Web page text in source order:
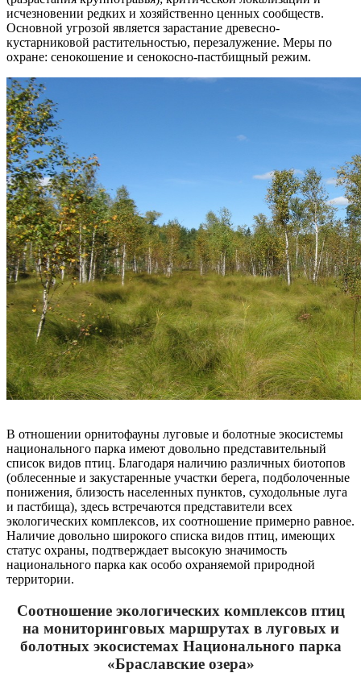
исчезновении редких и хозяйственно ценных сообществ.
Основной угрозой является зарастание древесно-
кустарниковой растительностью, перезалужение. Меры по
охране: сенокошение и сенокосно-пастбищный режим.
В отношении орнитофауны луговые и болотные экосистемы
национального парка имеют довольно представительный
список видов птиц. Благодаря наличию различных биотопов
(облесенные и закустаренные участки берега, подболоченные
понижения, близость населенных пунктов, суходольные луга
и пастбища), здесь встречаются представители всех
экологических комплексов, их соотношение примерно равное.
Наличие довольно широкого списка видов птиц, имеющих
статус охраны, подтверждает высокую значимость
национального парка как особо охраняемой природной
территории.
Соотношение экологических комплексов птиц
на мониторинговых маршрутах в луговых и
болотных экосистемах Национального парка
«Браславские озера»